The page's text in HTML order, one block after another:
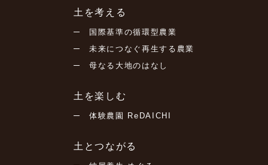
採種されてきた「固定種」
採りから収穫まで楽しめます。
畑に行けない時の
オプションプラン
定期的に通えない場合は、土づくりから野菜の栽
トします。定期利用と臨時利用が選べます。
こんな方にオススメ
● 農業経験はないけど、土づくり、野菜づくりの
基本を1から学びたい
● 自分自身や大切な人の健康ために安心して食べ
られる野菜を育てたい
● 土の栄養や生態系バランスが崩れないような輪
Q.好きな野菜を育ててもいいですか？
土に負担をかけないような栽培計画を農業アドバ
イザーがご提案します。ご希望の場合、お申込み
土を考える
国際基準の循環型農業
未来につなぐ再生する農業
母なる大地のはなし
土を楽しむ
体験農園 ReDAICHI
土とつながる